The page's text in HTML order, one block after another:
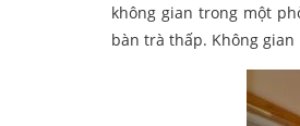
không gian trong một
bàn trà thấp. Không